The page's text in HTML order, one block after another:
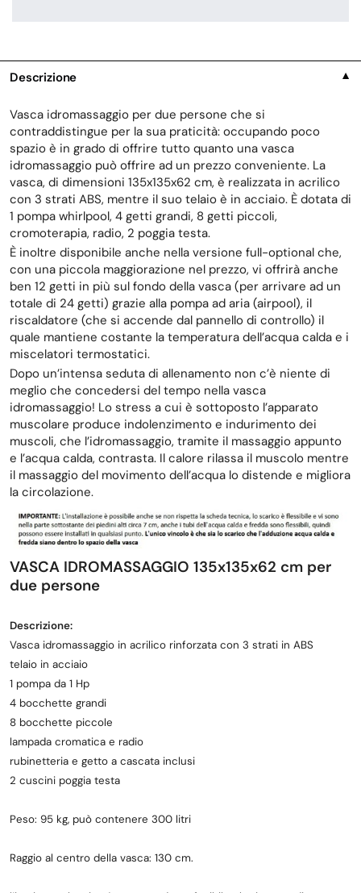
Descrizione ▼
Vasca idromassaggio per due persone che si
contraddistingue per la sua praticità: occupando poco
spazio è in grado di offrire tutto quanto una vasca
idromassaggio può offrire ad un prezzo conveniente. La
vasca, di dimensioni 135x135x62 cm, è realizzata in acrilico
con 3 strati ABS, mentre il suo telaio è in acciaio. È dotata di
1 pompa whirlpool, 4 getti grandi, 8 getti piccoli,
cromoterapia, radio, 2 poggia testa.
È inoltre disponibile anche nella versione full-optional che,
con una piccola maggiorazione nel prezzo, vi offrirà anche
ben 12 getti in più sul fondo della vasca (per arrivare ad un
totale di 24 getti) grazie alla pompa ad aria (airpool), il
riscaldatore (che si accende dal pannello di controllo) il
quale mantiene costante la temperatura dell’acqua calda e i
miscelatori termostatici.
Dopo un’intensa seduta di allenamento non c’è niente di
meglio che concedersi del tempo nella vasca
idromassaggio! Lo stress a cui è sottoposto l’apparato
muscolare produce indolenzimento e indurimento dei
muscoli, che l’idromassaggio, tramite il massaggio appunto
e l’acqua calda, contrasta. Il calore rilassa il muscolo mentre
il massaggio del movimento dell’acqua lo distende e migliora
la circolazione.
VASCA IDROMASSAGGIO 135x135x62 cm per
due persone
Descrizione:
Vasca idromassaggio in acrilico rinforzata con 3 strati in ABS
telaio in acciaio
1 pompa da 1 Hp
4 bocchette grandi
8 bocchette piccole
lampada cromatica e radio
rubinetteria e getto a cascata inclusi
2 cuscini poggia testa
Peso: 95 kg, può contenere 300 litri
Raggio al centro della vasca: 130 cm.